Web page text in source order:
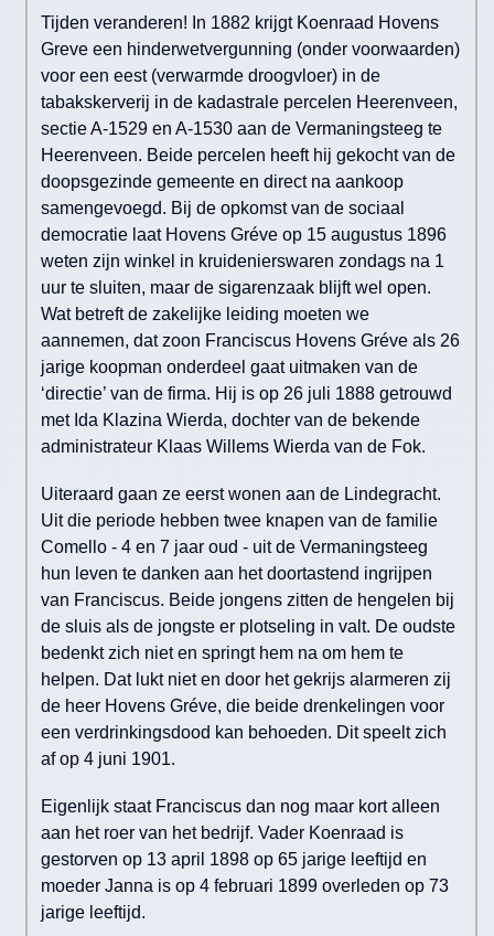
Tijden veranderen! In 1882 krijgt Koenraad Hovens
Greve een hinderwetvergunning (onder voorwaarden)
voor een eest (verwarmde droogvloer) in de
tabakskerverij in de kadastrale percelen Heerenveen,
sectie A-1529 en A-1530 aan de Vermaningsteeg te
Heerenveen. Beide percelen heeft hij gekocht van de
doopsgezinde gemeente en direct na aankoop
samengevoegd. Bij de opkomst van de sociaal
democratie laat Hovens Gréve op 15 augustus 1896
weten zijn winkel in kruidenierswaren zondags na 1
uur te sluiten, maar de sigarenzaak blijft wel open.
Wat betreft de zakelijke leiding moeten we
aannemen, dat zoon Franciscus Hovens Gréve als 26
jarige koopman onderdeel gaat uitmaken van de
‘directie’ van de firma. Hij is op 26 juli 1888 getrouwd
met Ida Klazina Wierda, dochter van de bekende
administrateur Klaas Willems Wierda van de Fok.
Uiteraard gaan ze eerst wonen aan de Lindegracht.
Uit die periode hebben twee knapen van de familie
Comello - 4 en 7 jaar oud - uit de Vermaningsteeg
hun leven te danken aan het doortastend ingrijpen
van Franciscus. Beide jongens zitten de hengelen bij
de sluis als de jongste er plotseling in valt. De oudste
bedenkt zich niet en springt hem na om hem te
helpen. Dat lukt niet en door het gekrijs alarmeren zij
de heer Hovens Gréve, die beide drenkelingen voor
een verdrinkingsdood kan behoeden. Dit speelt zich
af op 4 juni 1901.
Eigenlijk staat Franciscus dan nog maar kort alleen
aan het roer van het bedrijf. Vader Koenraad is
gestorven op 13 april 1898 op 65 jarige leeftijd en
moeder Janna is op 4 februari 1899 overleden op 73
jarige leeftijd.